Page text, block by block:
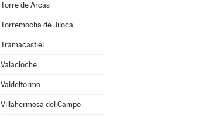
Torre de Arcas
Torremocha de Jiloca
Tramacastiel
Valacloche
Valdeltormo
Villahermosa del Campo